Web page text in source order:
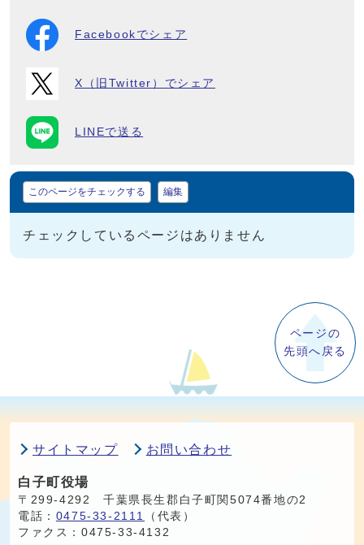
Facebookでシェア
X（旧Twitter）でシェア
LINEで送る
マイページ
このページをチェックする 編集
チェックしているページはありません
ページの
先頭へ戻る
サイトマップ お問い合わせ
白子町役場
〒299-4292 千葉県長生郡白子町関5074番地の2
電話： 0475-33-2111
（代表）
ファクス：0475-33-4132